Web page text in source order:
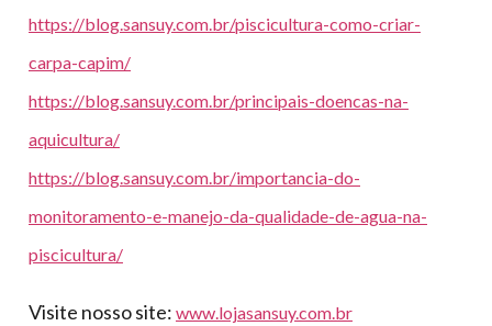
https://blog.sansuy.com.br/piscicultura-como-criar-
carpa-capim/
https://blog.sansuy.com.br/principais-doencas-na-
aquicultura/
https://blog.sansuy.com.br/importancia-do-
monitoramento-e-manejo-da-qualidade-de-agua-na-
piscicultura/
Visite nosso site: www.lojasansuy.com.br